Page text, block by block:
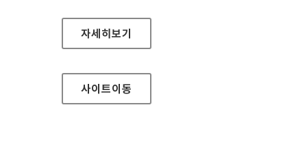
부산경제통계포털 국문 홈페이지
자세히보기
사이트이동